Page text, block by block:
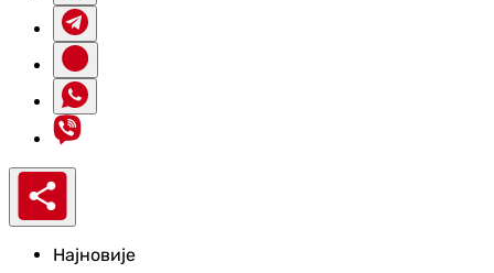
Најновије